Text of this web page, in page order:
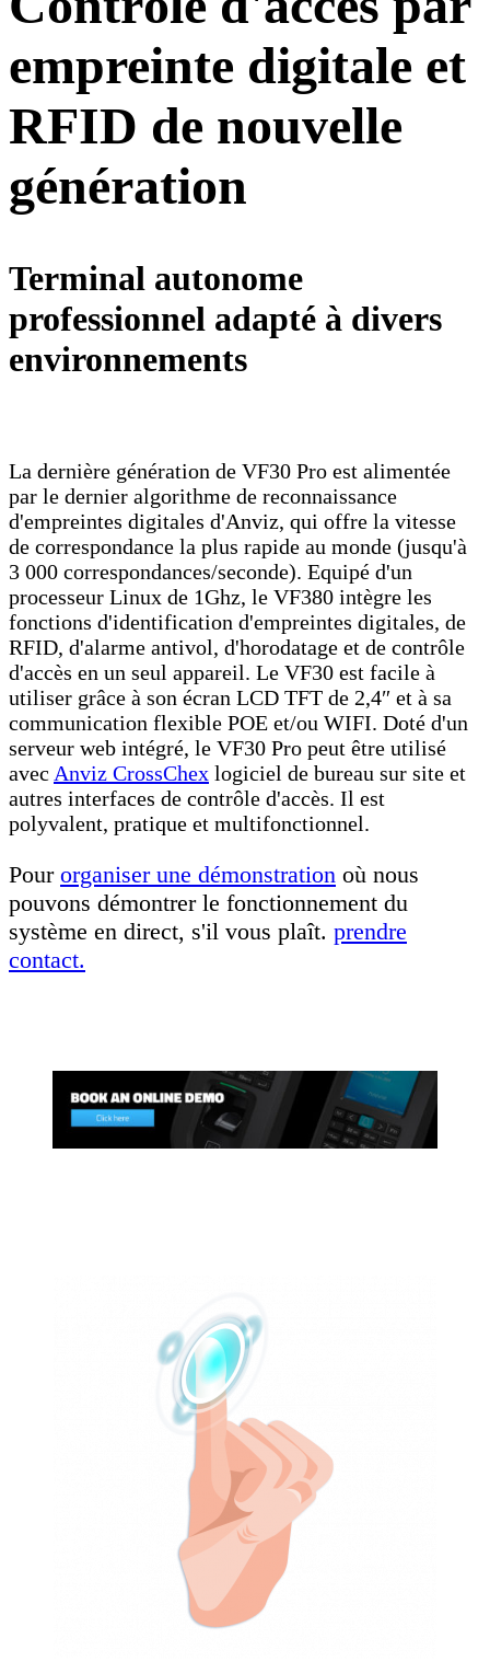
empreinte digitale et
RFID de nouvelle
génération
Terminal autonome
professionnel adapté à divers
environnements
La dernière génération de VF30 Pro est alimentée
par le dernier algorithme de reconnaissance
d'empreintes digitales d'Anviz, qui offre la vitesse
de correspondance la plus rapide au monde (jusqu'à
3 000 correspondances/seconde). Equipé d'un
processeur Linux de 1Ghz, le VF380 intègre les
fonctions d'identification d'empreintes digitales, de
RFID, d'alarme antivol, d'horodatage et de contrôle
d'accès en un seul appareil. Le VF30 est facile à
utiliser grâce à son écran LCD TFT de 2,4″ et à sa
communication flexible POE et/ou WIFI. Doté d'un
serveur web intégré, le VF30 Pro peut être utilisé
avec Anviz CrossChex logiciel de bureau sur site et
autres interfaces de contrôle d'accès. Il est
polyvalent, pratique et multifonctionnel.
Pour organiser une démonstration où nous
pouvons démontrer le fonctionnement du
système en direct, s'il vous plaît. prendre
contact.